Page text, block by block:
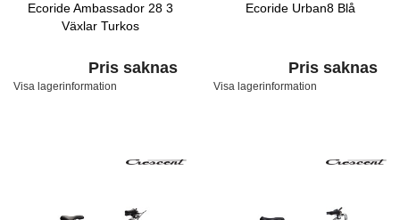
Ecoride Ambassador 28 3
Växlar Turkos
Pris saknas
Visa lagerinformation
Ecoride Urban8 Blå
Pris saknas
Visa lagerinformation